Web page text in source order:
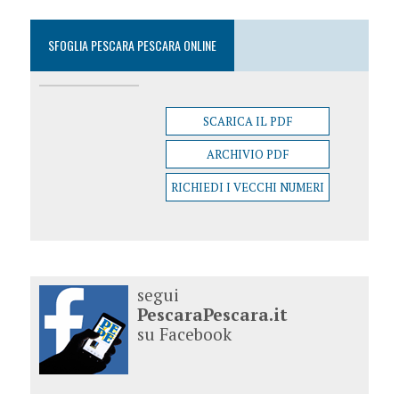
SFOGLIA PESCARA PESCARA ONLINE
SCARICA IL PDF
ARCHIVIO PDF
RICHIEDI I VECCHI NUMERI
segui
PescaraPescara.it
su Facebook